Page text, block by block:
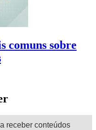
comuns sobre
receber conteúdos